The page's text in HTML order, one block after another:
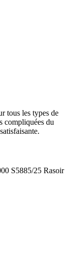
tous les types de
compliquées du
S5885/25 Rasoir